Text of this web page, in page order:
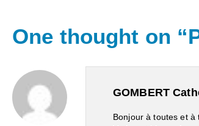
One thought on “
GOMBERT
Bonjour à toutes et à